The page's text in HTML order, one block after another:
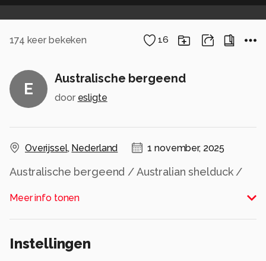
174 keer bekeken 16
E
Australische bergeend
door esligte
Overijssel, Nederland 1 november, 2025
Australische bergeend / Australian shelduck /
Meer info tonen
Instellingen